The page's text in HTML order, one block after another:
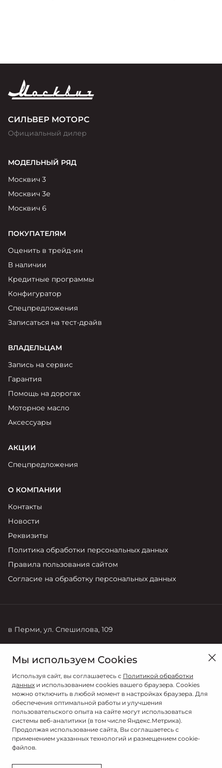
СИЛЬВЕР МОТОРС
Официальный дилер
МОДЕЛЬНЫЙ РЯД
Москвич 3
Москвич 3е
Москвич 6
ПОКУПАТЕЛЯМ
Оценить в трейд-ин
В наличии
Кредитные программы
Конфигуратор
Спецпредложения
Записаться на тест-драйв
ВЛАДЕЛЬЦАМ
Запись на сервис
Гарантия
Помощь на дорогах
Моторное масло
Аксессуары
АКЦИИ
Спецпредложения
О КОМПАНИИ
Контакты
Новости
Реквизиты
Политика обработки персональных данных
Правила пользования сайтом
Согласие на обработку персональных данных
в Перми, ул. Спешилова, 109
8 (342) 204-00-77
© 2026
© СИЛЬВЕР МОТОРС
Мы используем Cookies
Используя сайт, вы соглашаетесь с Политикой обработки
данных и использованием cookies вашего браузера. Cookies
можно отключить в любой момент в настройках браузера. Для
обеспечения оптимальной работы и улучшения
пользовательского опыта на сайте могут использоваться
системы веб-аналитики (в том числе Яндекс.Метрика).
Продолжая использование сайта, Вы соглашаетесь с
применением указанных технологий и размещением cookie-
файлов.